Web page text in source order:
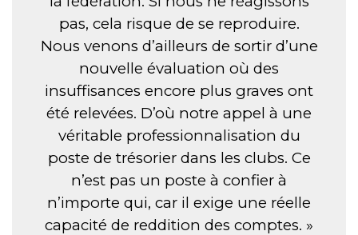
pas, cela risque de se reproduire.
Nous venons d’ailleurs de sortir d’une
nouvelle évaluation où des
insuffisances encore plus graves ont
été relevées. D’où notre appel à une
véritable professionnalisation du
poste de trésorier dans les clubs. Ce
n’est pas un poste à confier à
n’importe qui, car il exige une réelle
capacité de reddition des comptes. »